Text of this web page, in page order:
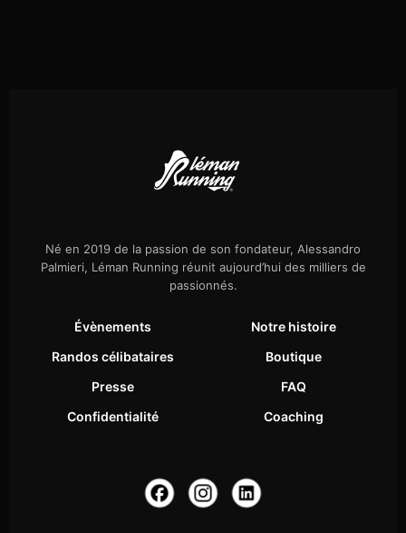
Né en 2019 de la passion de son fondateur, Alessandro
Palmieri, Léman Running réunit aujourd’hui des milliers de
passionnés.
Évènements
Notre histoire
Randos célibataires
Boutique
Presse
FAQ
Confidentialité
Coaching